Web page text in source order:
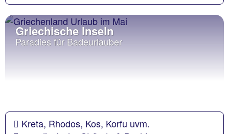
Griechische Inseln
Paradies für Badeurlauber
Kreta, Rhodos, Kos, Korfu uvm.